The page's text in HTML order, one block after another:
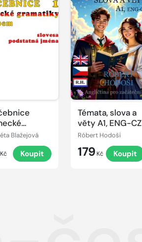
s
Blažejová
Kč Koupit
Témata, slova a
věty A1, ENG-CZ
Róbert Hodoši
179 Kč Koupit